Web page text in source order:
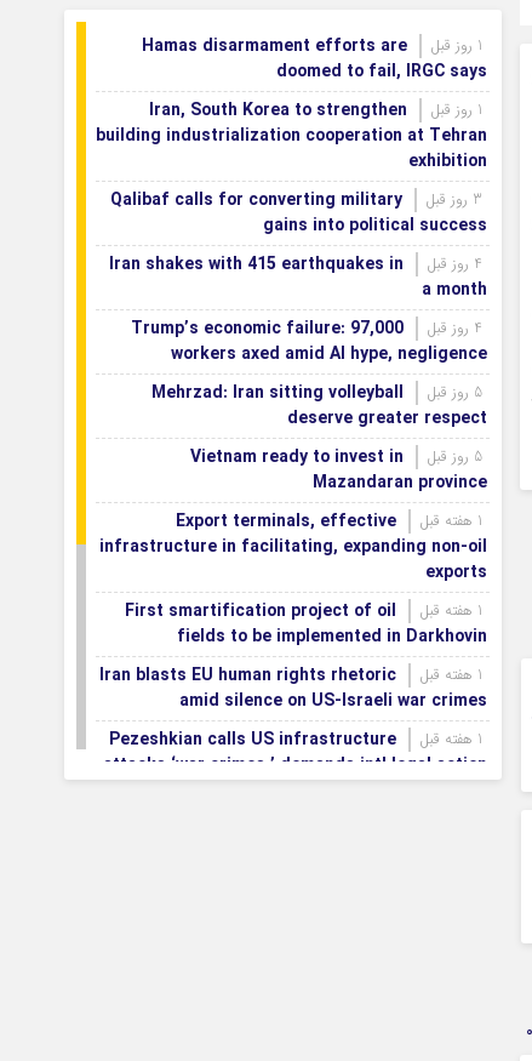
شد
Hamas disarmament efforts are
doomed to fail, IRGC says
Iran, South Korea to strengthen
building industrialization cooperation at Tehran
exhibition
Qalibaf calls for converting military
gains into political success
Iran shakes with 415 earthquakes in
a month
Trump’s economic failure: 97,000
workers axed amid AI hype, negligence
Mehrzad: Iran sitting volleyball
deserve greater respect
Vietnam ready to invest in
Mazandaran province
Export terminals, effective
infrastructure in facilitating, expanding non-oil
exports
First smartification project of oil
fields to be implemented in Darkhovin
Iran blasts EU human rights rhetoric
amid silence on US-Israeli war crimes
Pezeshkian calls US infrastructure
attacks ‘war crimes,’ demands intl legal action